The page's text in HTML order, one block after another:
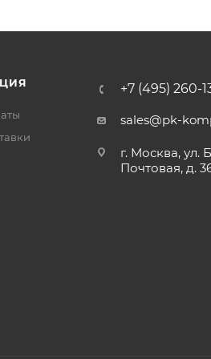
+7 (495) 260-
sales@pk-
г. Москва, ул.
Почтовая, д.